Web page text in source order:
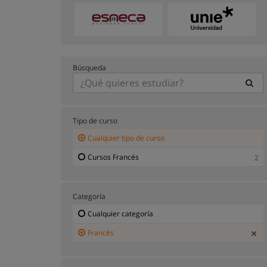
Búsqueda
Tipo de curso
Cualquier tipo de curso
Cursos Francés
2
Categoría
Cualquier categoría
Francés